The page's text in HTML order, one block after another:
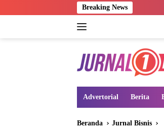
ke
Breaking News
Advertorial Berita
Beranda Jurnal Bisnis